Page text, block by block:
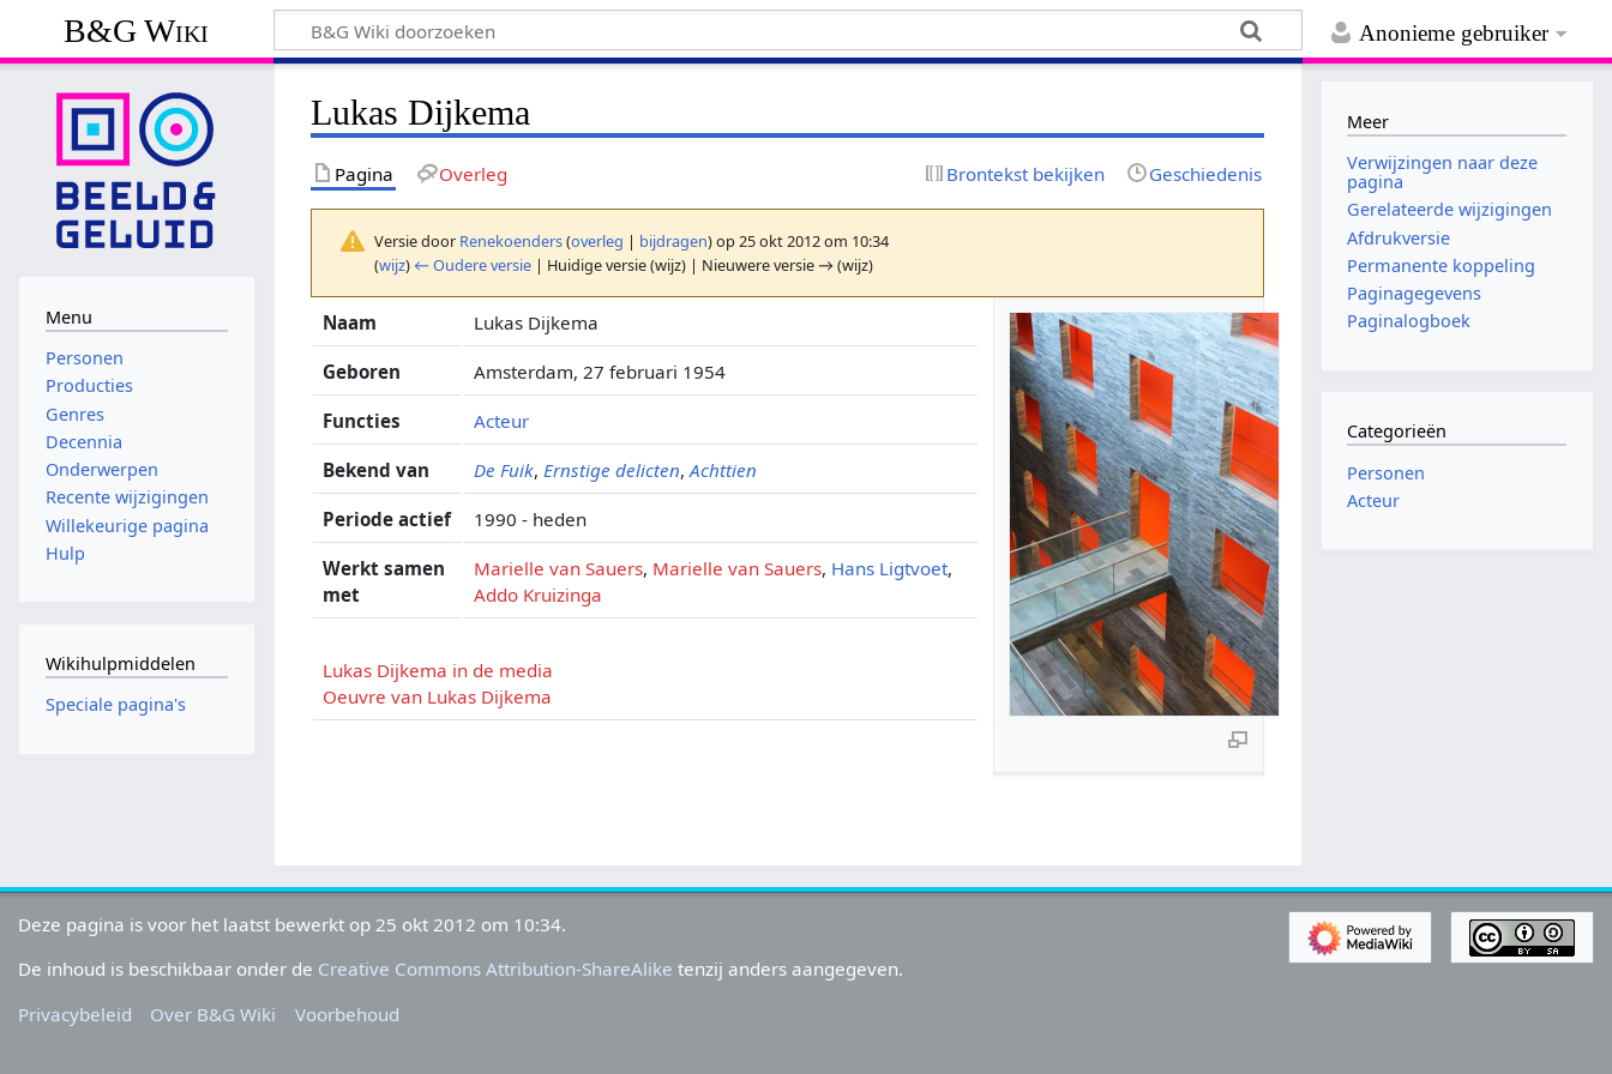
Anonieme gebruiker
B&G Wiki
Lukas Dijkema
Pagina Overleg Brontekst bekijken Geschiedenis
Versie door Renekoenders(overleg | bijdragen)op 25 okt 2012 om 10:34
(wijz) ← Oudere versie | Huidige versie (wijz) | Nieuwere versie → (wijz)
Naam Lukas Dijkema
Geboren Amsterdam, 27 februari 1954
Functies Acteur
Bekend van De Fuik, Ernstige delicten,Achttien
Periode actief 1990 - heden
Werkt samen
met
Marielle van Sauers, Marielle van Sauers, Hans Ligtvoet,
Addo Kruizinga
Lukas Dijkema in de media
Oeuvre van Lukas Dijkema
Menu
Personen
Producties
Genres
Decennia
Onderwerpen
Recente wijzigingen
Willekeurige pagina
Hulp
Wikihulpmiddelen
Speciale pagina's
Meer
Verwijzingen naar deze
pagina
Gerelateerde wijzigingen
Afdrukversie
Permanente koppeling
Paginagegevens
Paginalogboek
Categorieën
Personen
Acteur
Deze pagina is voor het laatst bewerkt op 25 okt 2012 om 10:34.
De inhoud is beschikbaar onder de Creative Commons Attribution-ShareAlike tenzij anders aangegeven.
Privacybeleid
Over B&G Wiki Voorbehoud